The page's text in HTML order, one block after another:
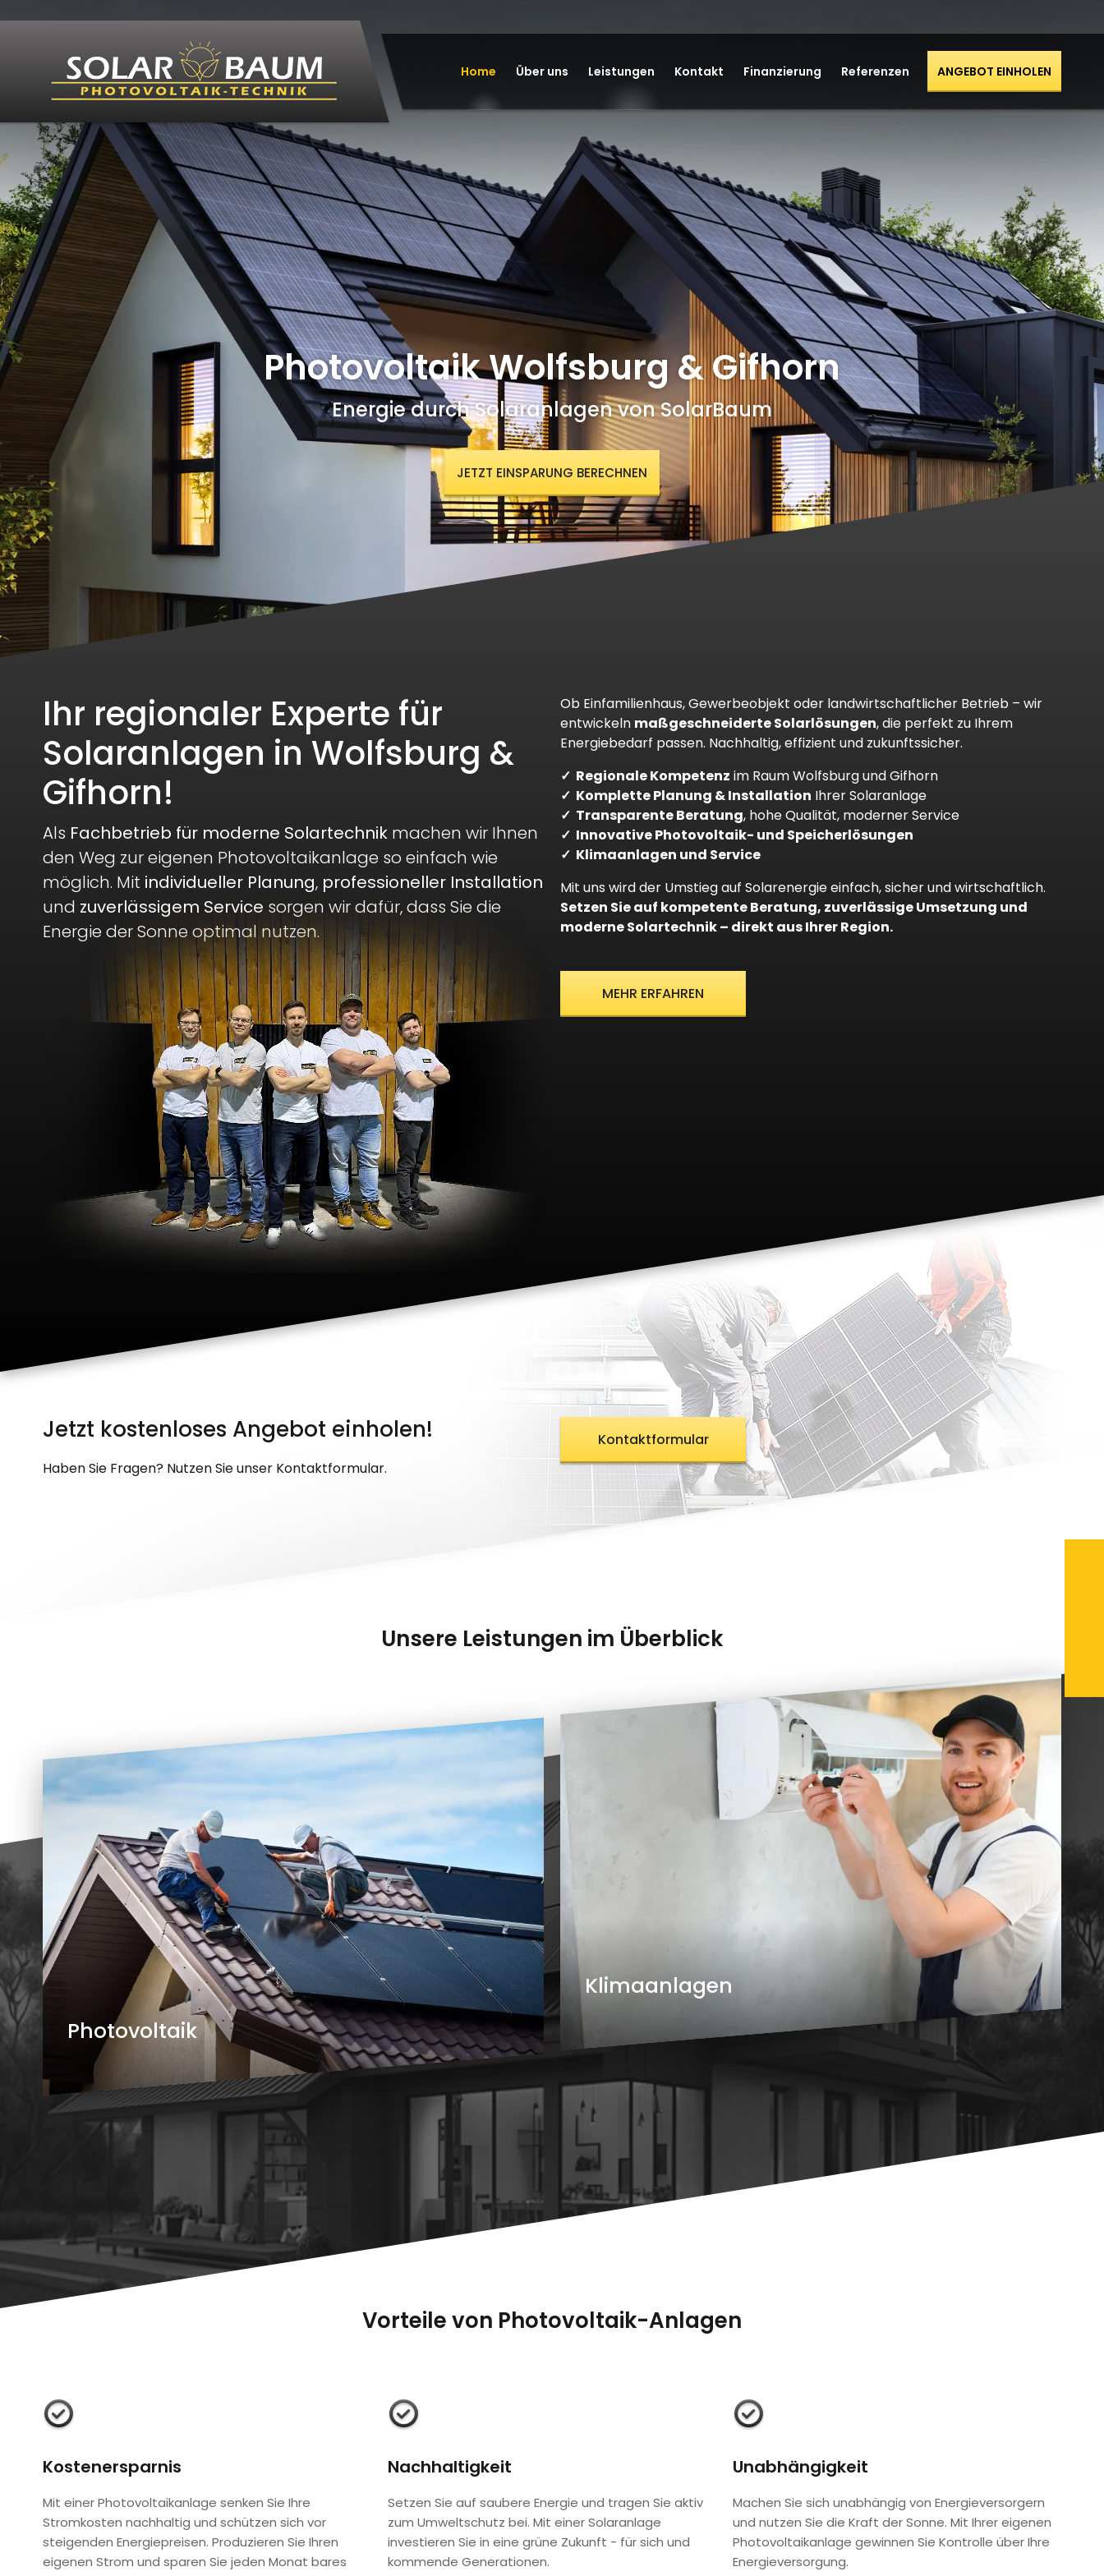
Home Über uns Leistungen Kontakt Finanzierung Referenzen ANGEBOT EINHOLEN
Photovoltaik Wolfsburg & Gifhorn
Energie durch Solaranlagen von SolarBaum
JETZT EINSPARUNG BERECHNEN
Ihr regionaler Experte für
Solaranlagen in Wolfsburg &
Gifhorn!
Als Fachbetrieb für moderne Solartechnik machen wir Ihnen
den Weg zur eigenen Photovoltaikanlage so einfach wie
möglich. Mit individueller Planung, professioneller Installation
und zuverlässigem Service sorgen wir dafür, dass Sie die
Energie der Sonne optimal nutzen.
Ob Einfamilienhaus, Gewerbeobjekt oder landwirtschaftlicher Betrieb – wir
entwickeln maßgeschneiderte Solarlösungen, die perfekt zu Ihrem
Energiebedarf passen. Nachhaltig, effizient und zukunftssicher.
✓ Regionale Kompetenz im Raum Wolfsburg und Gifhorn
✓ Komplette Planung & Installation Ihrer Solaranlage
✓ Transparente Beratung, hohe Qualität, moderner Service
✓ Innovative Photovoltaik- und Speicherlösungen
✓ Klimaanlagen und Service
Mit uns wird der Umstieg auf Solarenergie einfach, sicher und wirtschaftlich.
Setzen Sie auf kompetente Beratung, zuverlässige Umsetzung und
moderne Solartechnik– direkt aus Ihrer Region.
MEHR ERFAHREN
Jetzt kostenloses Angebot einholen!
Haben Sie Fragen? Nutzen Sie unser Kontaktformular.
Kontaktformular
Unsere Leistungen im Überblick
Photovoltaik
Klimaanlagen
Vorteile von Photovoltaik-Anlagen
Kostenersparnis
Mit einer Photovoltaikanlage senken Sie Ihre
Stromkosten nachhaltig und schützen sich vor
steigenden Energiepreisen. Produzieren Sie Ihren
eigenen Strom und sparen Sie jeden Monat bares
Nachhaltigkeit
Setzen Sie auf saubere Energie und tragen Sie aktiv
zum Umweltschutz bei. Mit einer Solaranlage
investieren Sie in eine grüne Zukunft - für sich und
kommende Generationen.
Unabhängigkeit
Machen Sie sich unabhängig von Energieversorgern
und nutzen Sie die Kraft der Sonne. Mit Ihrer eigenen
Photovoltaikanlage gewinnen Sie Kontrolle über Ihre
Energieversorgung.
Photovoltaik
Klimaanlagen